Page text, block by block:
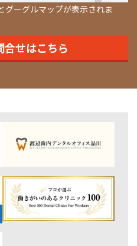
ーグルマップが表示されま
合せはこちら